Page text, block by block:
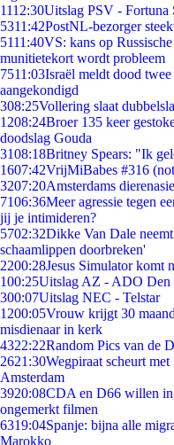
1112:30Uitslag PSV - Fortuna
5311:42PostNL-bezorger
5111:40VS: kans op
munitietekort wordt probleem
7511:03Israël meldt dood
aangekondigd
308:25Vollering slaat
1208:24Broer 135 keer
doodslag Gouda
3108:18Britney Spears: "Ik
1607:42VrijMiBabes #316
3207:20Amsterdams
7106:36Meer agressie tegen
jij je intimideren?
5702:32Dikke Van Dale
schaamlippen doorbreken'
2200:28Jesus Simulator komt
100:25Uitslag AZ - ADO Den
300:07Uitslag NEC - Telstar
1200:05Vrouw krijgt 30
misdienaar in kerk
4322:22Random Pics van de
2621:30Wegpiraat scheurt
Amsterdam
3920:08CDA en D66 willen
ongemerkt filmen
6319:04Spanje: bijna alle
Marokko